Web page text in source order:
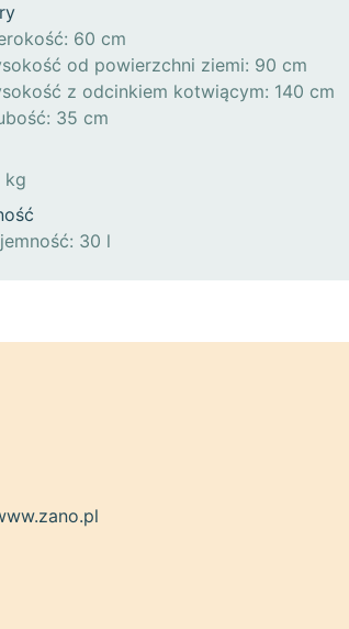
60 cm
od powierzchni ziemi: 90 cm
z odcinkiem kotwiącym: 140 cm
35 cm
kg
30 l